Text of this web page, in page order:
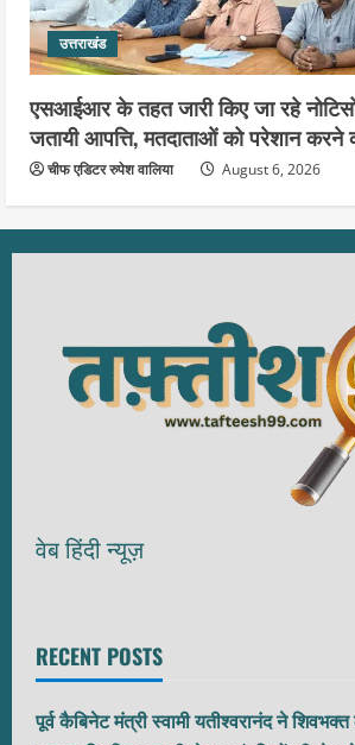
उत्तराखंड
एसआईआर के तहत जारी किए जा रहे
जतायी आपत्ति, मतदाताओं को परेशान करने
चीफ एडिटर रुपेश वालिया August 6, 2026
वेब हिंदी न्यूज़
RECENT POSTS
पूर्व कैबिनेट मंत्री स्वामी यतीश्वरानंद ने